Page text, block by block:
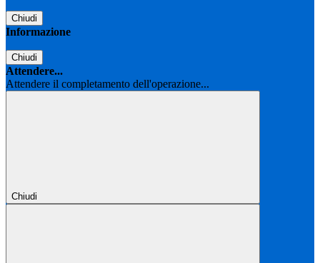
Chiudi
Informazione
Chiudi
Attendere...
Attendere il completamento dell'operazione...
Chiudi